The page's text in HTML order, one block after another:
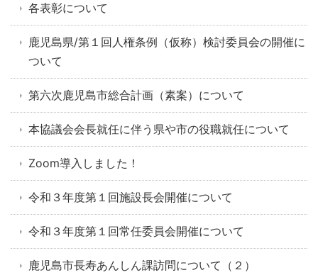
各表彰について
鹿児島県/第１回人権条例（仮称）検討委員会の開催に
ついて
第六次鹿児島市総合計画（素案）について
本協議会会長就任に伴う県や市の役職就任について
Zoom導入しました！
令和３年度第１回施設長会開催について
令和３年度第１回常任委員会開催について
鹿児島市長寿あんしん課訪問について（２）